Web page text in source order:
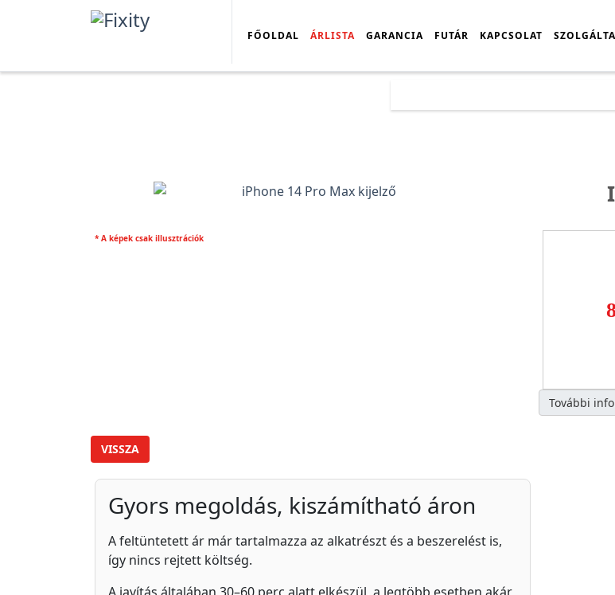
FŐOLDAL ÁRLISTA GARANCIA FUTÁR KAPCSOLAT
* A képek csak illusztrációk
További
VISSZA
Gyors megoldás, kiszámítható áron
A feltüntetett ár már tartalmazza az alkatrészt és a beszerelést is,
így nincs rejtett költség.